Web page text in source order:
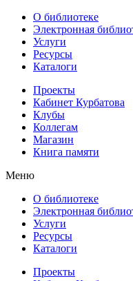
О библиотеке
Электронная
Услуги
Ресурсы
Каталоги
Проекты
Кабинет Курбатова
Клубы
Коллегам
Магазин
Книга памяти
Меню
О библиотеке
Электронная
Услуги
Ресурсы
Каталоги
Проекты